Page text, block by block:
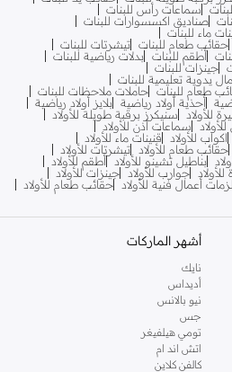
سماعات رأس للبنات
صناديق اكسسوارات للبنات
ماء للبنات
حقائب طعام للبنات تيشرتات للبنات
أطقم للبنات بدلات رياضية للبنات
جينزات للبنات
يدوية تعليمية للبنات
طعام للبنات حاملات ملاحظات للبنات
أحذية أولاد رياضية بلايز أولاد رياضية
للأولاد
سنيكرز برقبة طويلة للأولاد
سماعات أذن للأولاد
اكواب للأولاد
قنينات ماء للأولاد
حقائب طعام للأولاد
تيشرتات للأولاد
بناطيل تشينو للأولاد
أطقم للأولاد
جوارب للأولاد جينزات للأولاد
أعمال فنية للأولاد
حقائب طعام للأولاد
أشهر الماركات
نايك
أديداس
نيو بالانس
جس
تومي هيلفيغر
اتش اند ام
كالفن كلاين